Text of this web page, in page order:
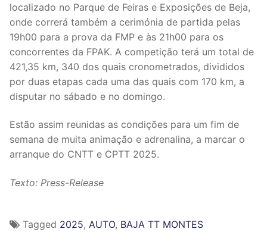
localizado no Parque de Feiras e Exposições de Beja,
onde correrá também a cerimónia de partida pelas
19h00 para a prova da FMP e às 21h00 para os
concorrentes da FPAK. A competição terá um total de
421,35 km, 340 dos quais cronometrados, divididos
por duas etapas cada uma das quais com 170 km, a
disputar no sábado e no domingo.
Estão assim reunidas as condições para um fim de
semana de muita animação e adrenalina, a marcar o
arranque do CNTT e CPTT 2025.
Texto: Press-Release
Tagged 2025, AUTO, BAJA TT MONTES